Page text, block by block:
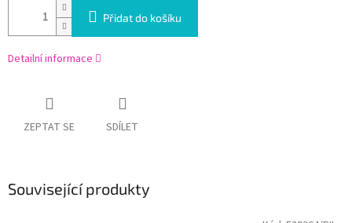
Přidat do košíku
Detailní informace
ZEPTAT SE SDÍLET
Související produkty